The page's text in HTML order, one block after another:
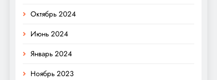
Октябрь 2024
Июнь 2024
Январь 2024
Ноябрь 2023